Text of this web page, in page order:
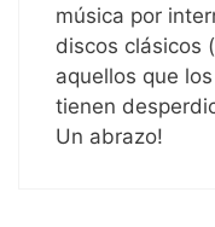
música por
discos clásicos
aquellos que
tienen
Un abrazo!